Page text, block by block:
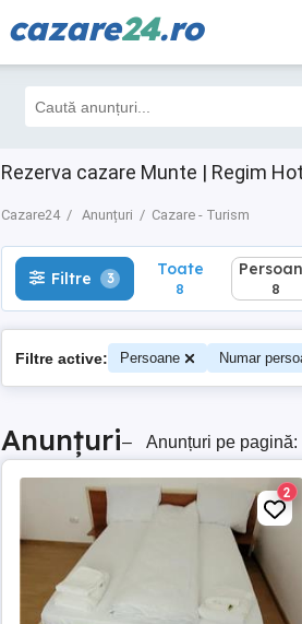
cazare24.ro
Rezerva cazare Munte | Regim
Cazare24 Anunțuri Cazare - Turism
Filtre 3 Toate
8
Filtre 3 Toate
8 8
Filtre active: Persoane Numar
Anunțuri– Anunțuri pe pagină:
2